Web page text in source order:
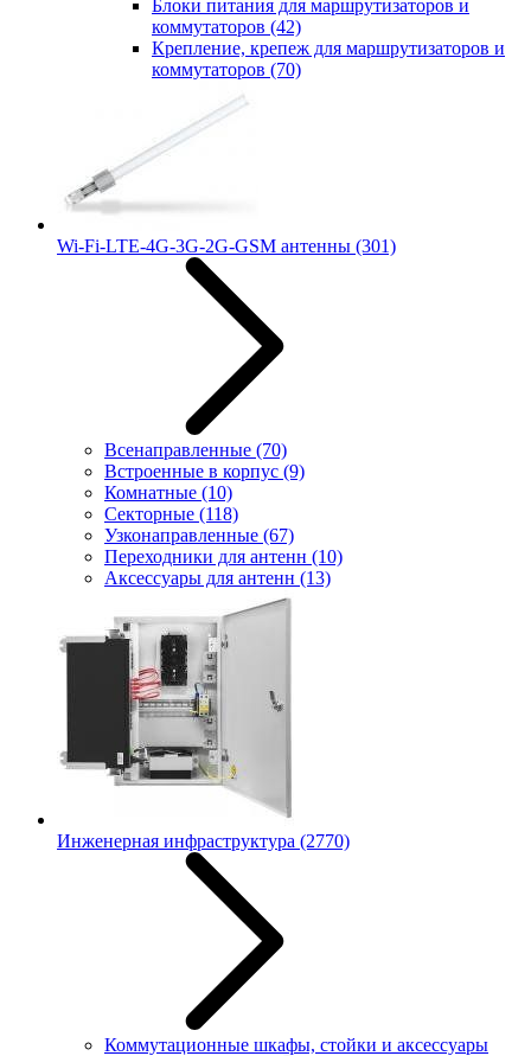
Блоки питания для маршрутизаторов и
коммутаторов (42)
Крепление, крепеж для маршрутизаторов и
коммутаторов (70)
Wi-Fi-LTE-4G-3G-2G-GSM антенны (301)
Всенаправленные (70)
Встроенные в корпус (9)
Комнатные (10)
Секторные (118)
Узконаправленные (67)
Переходники для антенн (10)
Аксессуары для антенн (13)
Инженерная инфраструктура (2770)
Коммутационные шкафы, стойки и аксессуары